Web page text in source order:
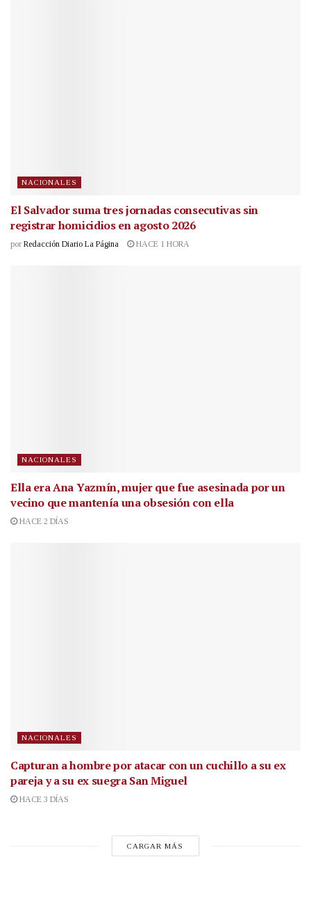
NACIONALES
El Salvador suma tres jornadas consecutivas sin
registrar homicidios en agosto 2026
por Redacción Diario La Página HACE 1 HORA
NACIONALES
Ella era Ana Yazmín, mujer que fue asesinada por un
vecino que mantenía una obsesión con ella
HACE 2 DÍAS
NACIONALES
Capturan a hombre por atacar con un cuchillo a su ex
pareja y a su ex suegra San Miguel
HACE 3 DÍAS
CARGAR MÁS